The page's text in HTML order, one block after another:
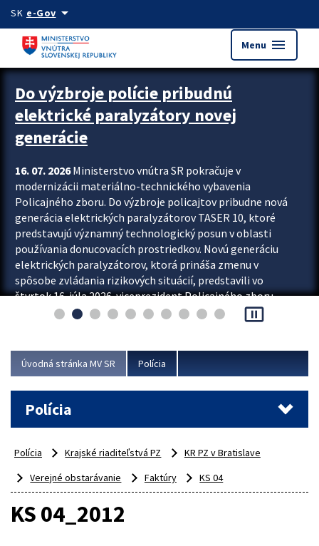
Preskocit na hlavný obsah
SK e-Govarrow_drop_down
Menu menu
Zastavit automatický posun upútavok
Do výzbroje polície pribudnú
elektrické paralyzátory novej
generácie
16. 07. 2026Ministerstvo vnútra SR pokračuje v
modernizácii materiálno-technického vybavenia
Policajného zboru. Do výzbroje policajtov pribudne nová
generácia elektrických paralyzátorov TASER 10, ktoré
predstavujú významný technologický posun v oblasti
používania donucovacích prostriedkov. Novú generáciu
elektrických paralyzátorov, ktorá prináša zmenu v
spôsobe zvládania rizikových situácií, predstavili vo
štvrtok 16. júla 2026 viceprezident Policajného zboru
Rastislav Polakovič a riaditeľ odboru výcviku...
pause_presentation
Úvodná stránka MV SR Polícia
Polícia
Polícia Krajské riaditeľstvá PZ
KR PZ v Bratislave
Verejné obstarávanie
Faktúry KS 04
KS 04_2012